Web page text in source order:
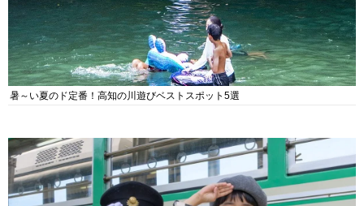
暑～い夏のド定番！高知の川遊びベストスポット5選